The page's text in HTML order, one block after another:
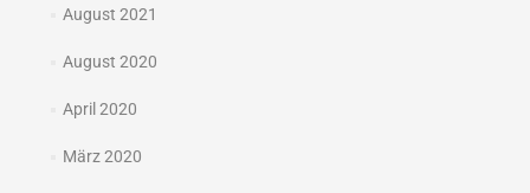
August 2021
August 2020
April 2020
März 2020